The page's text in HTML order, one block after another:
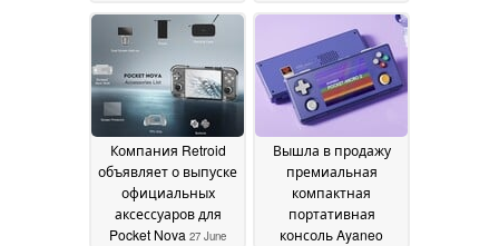
напоминающую 2DS
05 July 2026
02 July 2026
Компания Retroid
объявляет о выпуске
официальных
аксессуаров для
Pocket Nova 27 June
Вышла в продажу
премиальная
компактная
портативная
консоль Ayaneo